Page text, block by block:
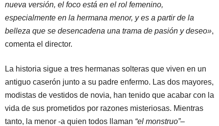
nueva versión, el foco está en el rol femenino,
especialmente en la hermana menor, y es a partir de la
belleza que se desencadena una trama de pasión y deseo»,
comenta el director.
La historia sigue a tres hermanas solteras que viven en un
antiguo caserón junto a su padre enfermo. Las dos mayores,
modistas de vestidos de novia, han tenido que acabar con la
vida de sus prometidos por razones misteriosas. Mientras
tanto, la menor -a quien todos llaman “el monstruo”–